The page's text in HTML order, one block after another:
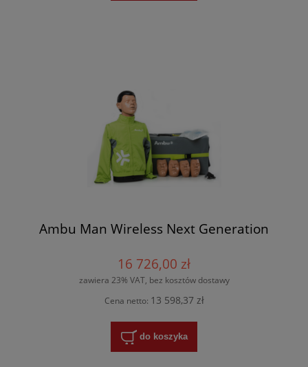
Ambu Man Wireless Next Generation
16 726,00 zł
zawiera 23% VAT, bez kosztów dostawy
Cena netto: 13 598,37 zł
do koszyka